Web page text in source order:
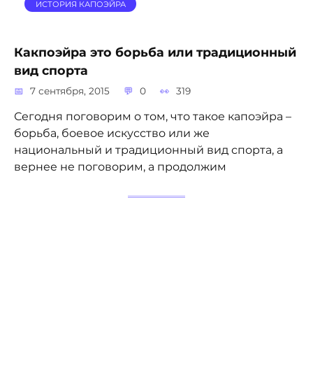
ИСТОРИЯ КАПОЭЙРА
Какпоэйра это борьба или традиционный
вид спорта
7 сентября, 2015 0 319
Сегодня поговорим о том, что такое капоэйра –
борьба, боевое искусство или же
национальный и традиционный вид спорта, а
вернее не поговорим, а продолжим